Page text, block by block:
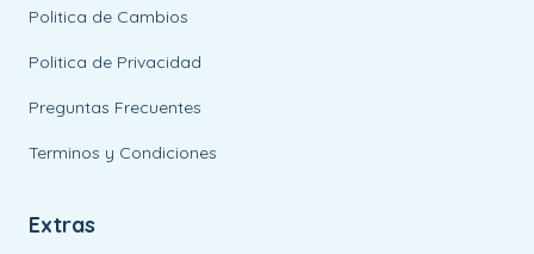
Politica de Cambios
Politica de Privacidad
Preguntas Frecuentes
Terminos y Condiciones
Extras